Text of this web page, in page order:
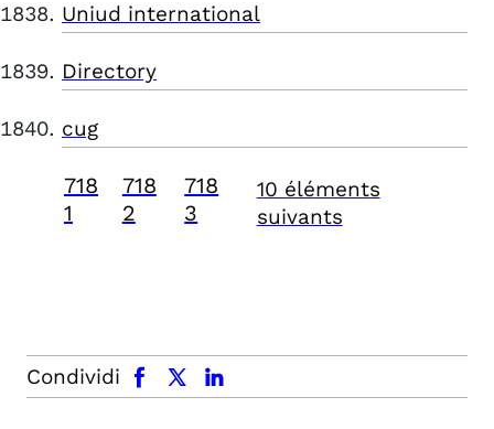
Uniud international
Directory
cug
718
1
718
2
718
3
10 éléments
suivants
Condividi
facebook x.com linkedin